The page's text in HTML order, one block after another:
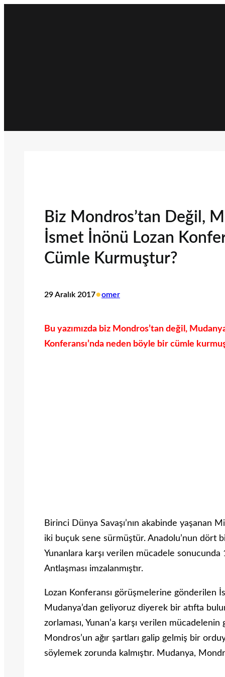
Biz Mondros’tan Değil,
İsmet İnönü Lozan
Cümle Kurmuştur?
29 Aralık 2017•omer
Bu yazımızda biz Mondros’tan değil,
Konferansı’nda neden böyle bir cümle
Birinci Dünya Savaşı’nın akabinde yaşanan
iki buçuk sene sürmüştür. Anadolu’nun dört
Yunanlara karşı verilen mücadele sonucunda
Antlaşması imzalanmıştır.
Lozan Konferansı görüşmelerine gönderilen
Mudanya’dan geliyoruz diyerek bir atıfta
zorlaması, Yunan’a karşı verilen
Mondros’un ağır şartları galip gelmiş bir
söylemek zorunda kalmıştır. Mudanya,